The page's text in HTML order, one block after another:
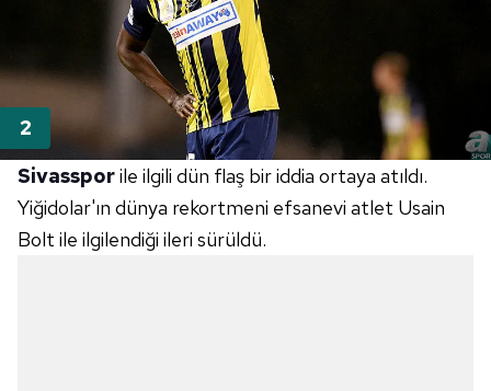
Sivassporile ilgili dün flaş bir iddia ortaya atıldı.
Yiğidolar'ın dünya rekortmeni efsanevi atlet Usain
Bolt ile ilgilendiği ileri sürüldü.